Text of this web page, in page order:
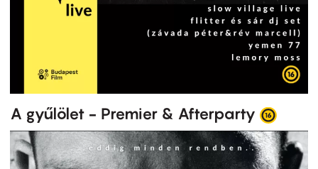
A gyűlölet - Premier & Afterparty